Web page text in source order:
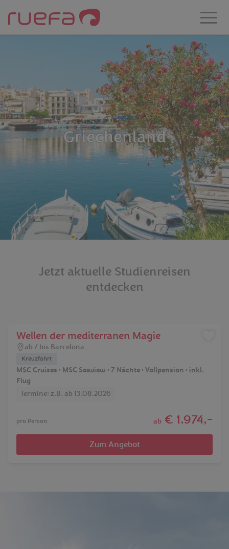
Zum Hauptinhalt springen
Griechenland
Jetzt aktuelle Studienreisen
entdecken
Wellen der mediterranen Magie
ab / bis Barcelona
Kreuzfahrt
MSC Cruises • MSC Seaview • 7 Nächte • Vollpension • inkl.
Flug
Termine: z.B. ab 13.08.2026
pro Person ab € 1.974,-
Zum Angebot